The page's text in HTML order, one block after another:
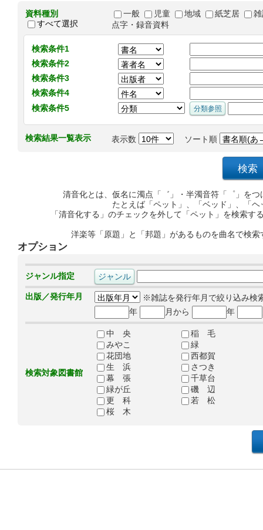
資料種別
すべて選択
一般 児童 地域 紙芝居
点字・録音資料
検索条件1
検索条件2
検索条件3
検索条件4
検索条件5
検索結果一覧表示 表示数 ソート順
清音化とは、仮名に濁点「゛」・半濁音符「゜」を
たとえば「ペット」、「ベッド」、「
「清音化する」のチェックを外して「ペット」を検索
洋楽等「原題」と「邦題」があるものを曲名で検
オプション
ジャンル指定
出版／発行年月
※雑誌を発行年月で絞り込み検
年
月から 年
検索対象図書館
中 央
稲 毛
みやこ
緑
花団地
西都賀
生 浜
さつき
幕 張
千草台
緑が丘
磯 辺
更 科
若 松
桜 木